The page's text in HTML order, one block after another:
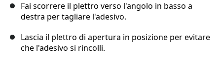
Fai scorrere il plettro verso l'angolo in basso a
destra per tagliare l'adesivo.
Lascia il plettro di apertura in posizione per evitare
che l'adesivo si rincolli.